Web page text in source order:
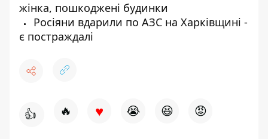
жінка, пошкоджені будинки
Росіяни вдарили по АЗС на Харківщині -
є постраждалі
👍 🔥 ♥ 😭 😆 😡